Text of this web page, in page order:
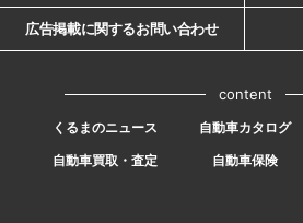
広告掲載に関するお問い合わせ
content
くるまのニュース 自動車カタログ
自動車買取・査定
自動車保険